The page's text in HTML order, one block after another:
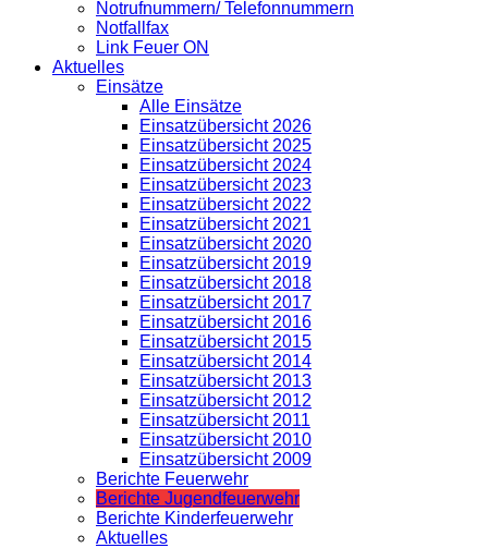
Notrufnummern/ Telefonnummern
Notfallfax
Link Feuer ON
Aktuelles
Einsätze
Alle Einsätze
Einsatzübersicht 2026
Einsatzübersicht 2025
Einsatzübersicht 2024
Einsatzübersicht 2023
Einsatzübersicht 2022
Einsatzübersicht 2021
Einsatzübersicht 2020
Einsatzübersicht 2019
Einsatzübersicht 2018
Einsatzübersicht 2017
Einsatzübersicht 2016
Einsatzübersicht 2015
Einsatzübersicht 2014
Einsatzübersicht 2013
Einsatzübersicht 2012
Einsatzübersicht 2011
Einsatzübersicht 2010
Einsatzübersicht 2009
Berichte Feuerwehr
Berichte Jugendfeuerwehr
Berichte Kinderfeuerwehr
Aktuelles